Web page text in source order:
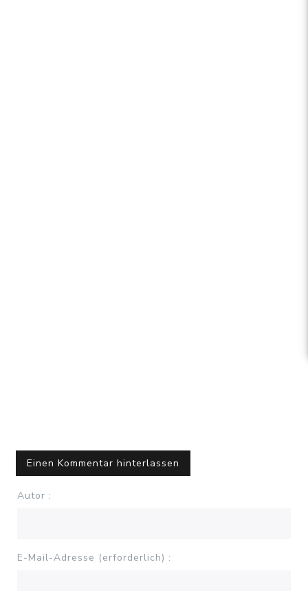
Einen Kommentar hinterlassen
Autor :
E-Mail-Adresse (erforderlich) :